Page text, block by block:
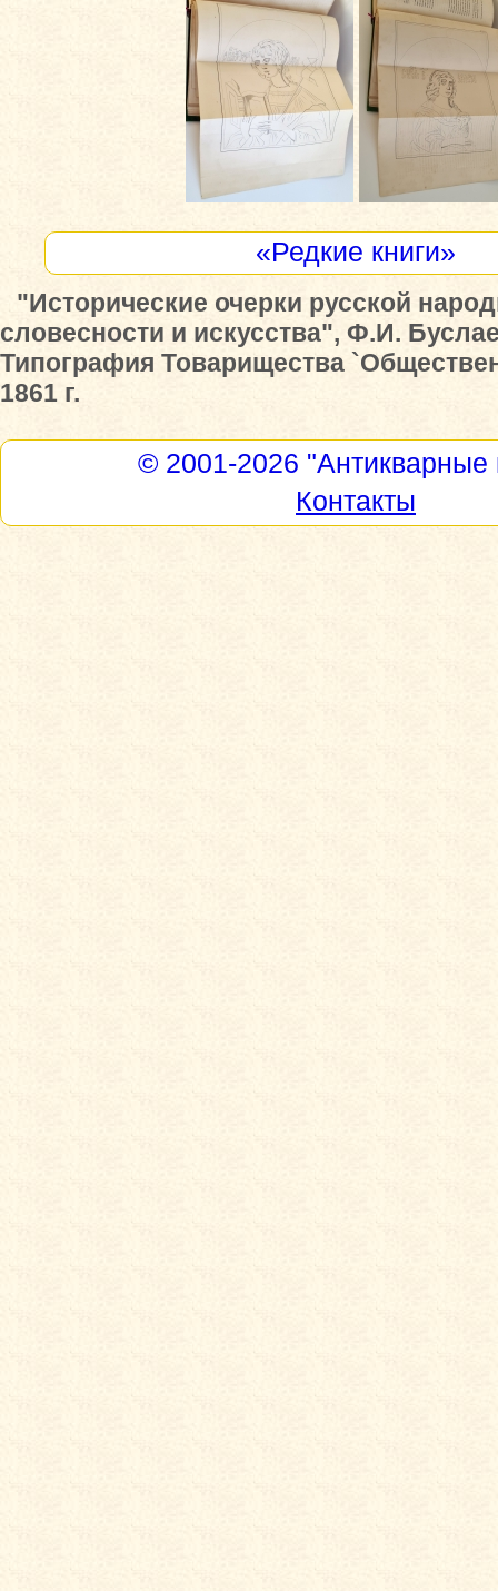
«Редкие книги»
"Исторические очерки русской
словесности и искусства", Ф.И.
Типография Товарищества
1861 г.
© 2001-2026 "Антикварные
Контакты